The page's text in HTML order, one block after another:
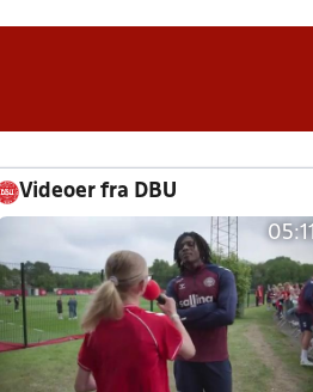
Videoer fra DBU
05:11